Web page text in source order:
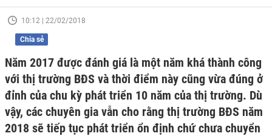
10:12 | 22/02/2018
Chia sẻ
Năm 2017 được đánh giá là một năm khá thành công
với thị trường BĐS và thời điểm này cũng vừa đúng ở
đỉnh của chu kỳ phát triển 10 năm của thị trường. Dù
vậy, các chuyên gia vẫn cho rằng thị trường BĐS năm
2018 sẽ tiếp tục phát triển ổn định chứ chưa chuyển